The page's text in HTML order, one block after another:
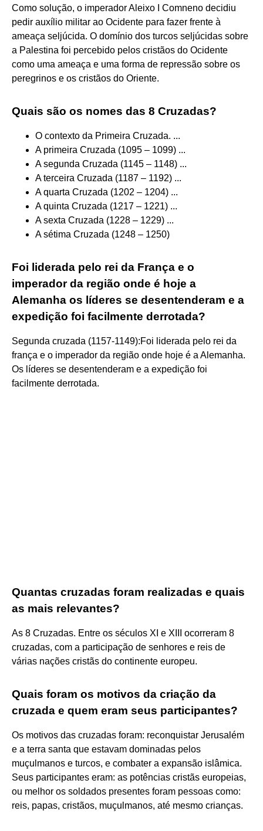
Como solução, o imperador Aleixo I Comneno decidiu
pedir auxílio militar ao Ocidente para fazer frente à
ameaça seljúcida. O domínio dos turcos seljúcidas sobre
a Palestina foi percebido pelos cristãos do Ocidente
como uma ameaça e uma forma de repressão sobre os
peregrinos e os cristãos do Oriente.
Quais são os nomes das 8 Cruzadas?
O contexto da Primeira Cruzada. ...
A primeira Cruzada (1095 – 1099) ...
A segunda Cruzada (1145 – 1148) ...
A terceira Cruzada (1187 – 1192) ...
A quarta Cruzada (1202 – 1204) ...
A quinta Cruzada (1217 – 1221) ...
A sexta Cruzada (1228 – 1229) ...
A sétima Cruzada (1248 – 1250)
Foi liderada pelo rei da França e o
imperador da região onde é hoje a
Alemanha os líderes se desentenderam e a
expedição foi facilmente derrotada?
Segunda cruzada (1157-1149):Foi liderada pelo rei da
frança e o imperador da região onde hoje é a Alemanha.
Os líderes se desentenderam e a expedição foi
facilmente derrotada.
Quantas cruzadas foram realizadas e quais
as mais relevantes?
As 8 Cruzadas. Entre os séculos XI e XIII ocorreram 8
cruzadas, com a participação de senhores e reis de
várias nações cristãs do continente europeu.
Quais foram os motivos da criação da
cruzada e quem eram seus participantes?
Os motivos das cruzadas foram: reconquistar Jerusalém
e a terra santa que estavam dominadas pelos
muçulmanos e turcos, e combater a expansão islâmica.
Seus participantes eram: as potências cristãs europeias,
ou melhor os soldados presentes foram pessoas como:
reis, papas, cristãos, muçulmanos, até mesmo crianças.